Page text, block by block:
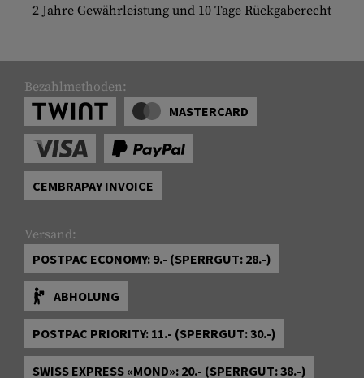
2 Jahre Gewährleistung und 10 Tage Rückgaberecht
Bezahlmethoden:
MASTERCARD
CEMBRAPAY INVOICE
Versand:
POSTPAC ECONOMY: 9.- (SPERRGUT: 28.-)
ABHOLUNG
POSTPAC PRIORITY: 11.- (SPERRGUT: 30.-)
SWISS EXPRESS «MOND»: 20.- (SPERRGUT: 38.-)